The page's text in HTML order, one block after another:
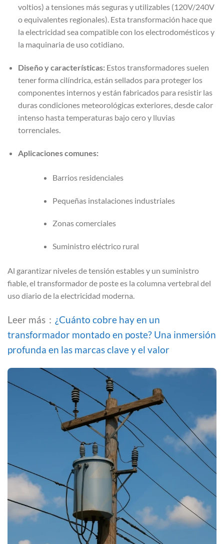
voltios) a tensiones más seguras y utilizables (120V/240V
o equivalentes regionales). Esta transformación hace que
la electricidad sea compatible con los electrodomésticos y
la maquinaria de uso cotidiano.
Diseño y características:Estos transformadores suelen
tener forma cilíndrica, están sellados para proteger los
componentes internos y están fabricados para resistir las
duras condiciones meteorológicas exteriores, desde calor
intenso hasta temperaturas bajo cero y lluvias
torrenciales.
Aplicaciones comunes:
Barrios residenciales
Pequeñas instalaciones industriales
Zonas comerciales
Suministro eléctrico rural
Al garantizar niveles de tensión estables y un suministro
fiable, el transformador de poste es la columna vertebral del
uso diario de la electricidad moderna.
Leer más： ¿Cuánto cobre hay en un
transformador montado en poste? Una inmersión
profunda en las marcas clave y el valor